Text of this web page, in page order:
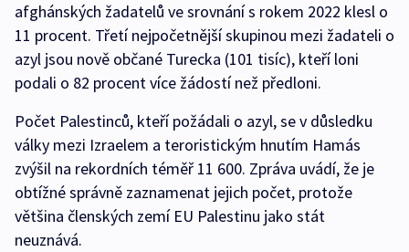
afghánských žadatelů ve srovnání s rokem 2022 klesl o
11 procent. Třetí nejpočetnější skupinou mezi žadateli o
azyl jsou nově občané Turecka (101 tisíc), kteří loni
podali o 82 procent více žádostí než předloni.
Počet Palestinců, kteří požádali o azyl, se v důsledku
války mezi Izraelem a teroristickým hnutím Hamás
zvýšil na rekordních téměř 11 600. Zpráva uvádí, že je
obtížné správně zaznamenat jejich počet, protože
většina členských zemí EU Palestinu jako stát
neuznává.